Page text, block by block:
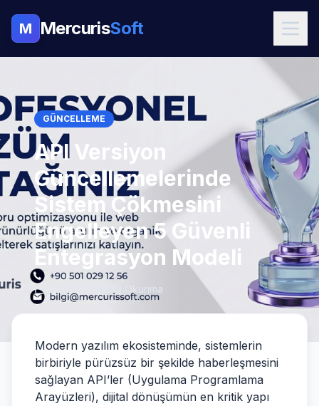
M MercurisSoft
GÜNCELLEME
API Versiyon
Güncellemelerinde
Sistem Çökmesini
Engelleyen 5 Güvenli
Entegrasyon Modeli
39 Okunma
Modern yazılım ekosisteminde, sistemlerin
birbiriyle pürüzsüz bir şekilde haberleşmesini
sağlayan API’ler (Uygulama Programlama
Arayüzleri), dijital dönüşümün en kritik yapı